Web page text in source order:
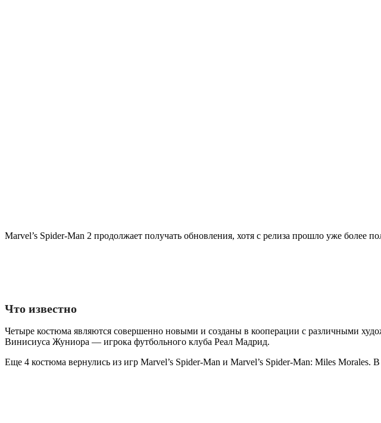
Marvel’s Spider-Man 2 продолжает получать обновления, хотя с релиза прошло уже более
Что известно
Четыре костюма являются совершенно новыми и созданы в кооперации с различными
Винисиуса Жуниора — игрока футбольного клуба Реал Мадрид.
Еще 4 костюма вернулись из игр Marvel’s Spider-Man и Marvel’s Spider-Man: Miles